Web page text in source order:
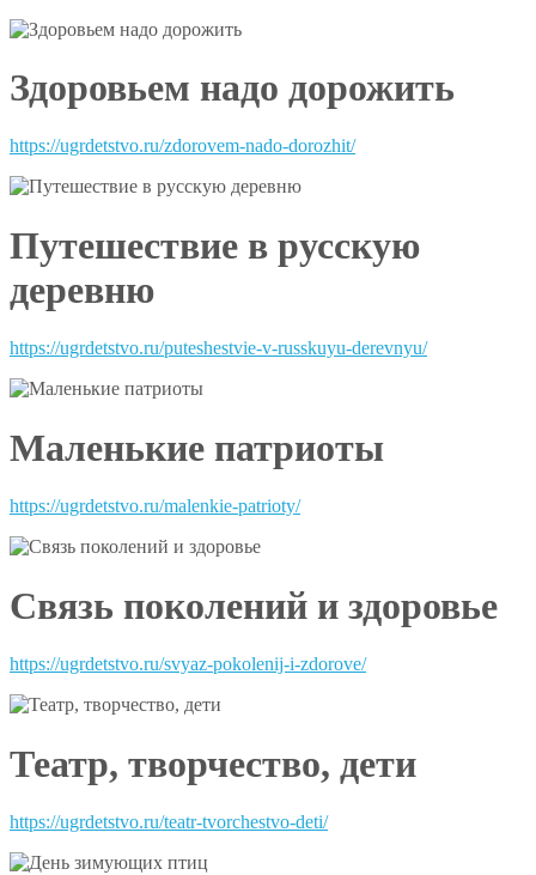
Здоровьем надо дорожить
https://ugrdetstvo.ru/zdorovem-nado-dorozhit/
Путешествие в русскую
деревню
https://ugrdetstvo.ru/puteshestvie-v-russkuyu-derevnyu/
Маленькие патриоты
https://ugrdetstvo.ru/malenkie-patrioty/
Связь поколений и здоровье
https://ugrdetstvo.ru/svyaz-pokolenij-i-zdorove/
Театр, творчество, дети
https://ugrdetstvo.ru/teatr-tvorchestvo-deti/